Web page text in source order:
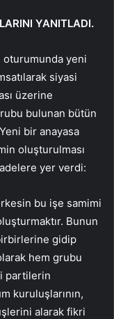
YANITLADI.
yeni
siyasi
üzerine
bulunan bütün
bir anayasa
oluşturulması
yer verdi:
bu işe samimi
Bunun
gidip
hem grubu
partilerin
kuruluşlarının,
alarak fikri